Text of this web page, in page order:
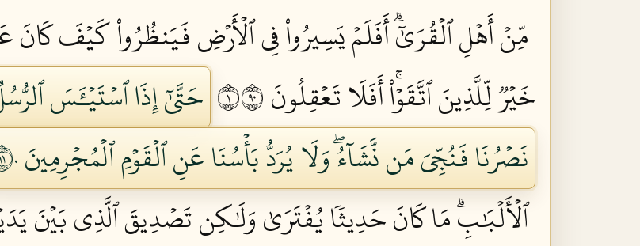
مِّنۡ أَهۡلِ ٱلۡقُرَىٰٓۗ أَفَلَمۡ يَسِيرُواْ فِي ٱلۡأَرۡضِ فَيَنظُرُواْ كَيۡفَ كَانَ
خَيۡرٞ لِّلَّذِينَ ٱتَّقَوۡاْۚ أَفَلَا تَعۡقِلُونَ ١٠٩
حَتَّىٰٓ إِذَا ٱسۡتَيۡـَٔسَ
نَصۡرُنَا فَنُجِّيَ مَن نَّشَآءُۖ وَلَا يُرَدُّ بَأۡسُنَا عَنِ ٱلۡقَوۡمِ ٱلۡمُجۡرِمِينَ ١١٠
ٱلۡأَلۡبَٰبِۗ مَا كَانَ حَدِيثٗا يُفۡتَرَىٰ وَلَٰكِن تَصۡدِيقَ ٱلَّذِي بَيۡنَ